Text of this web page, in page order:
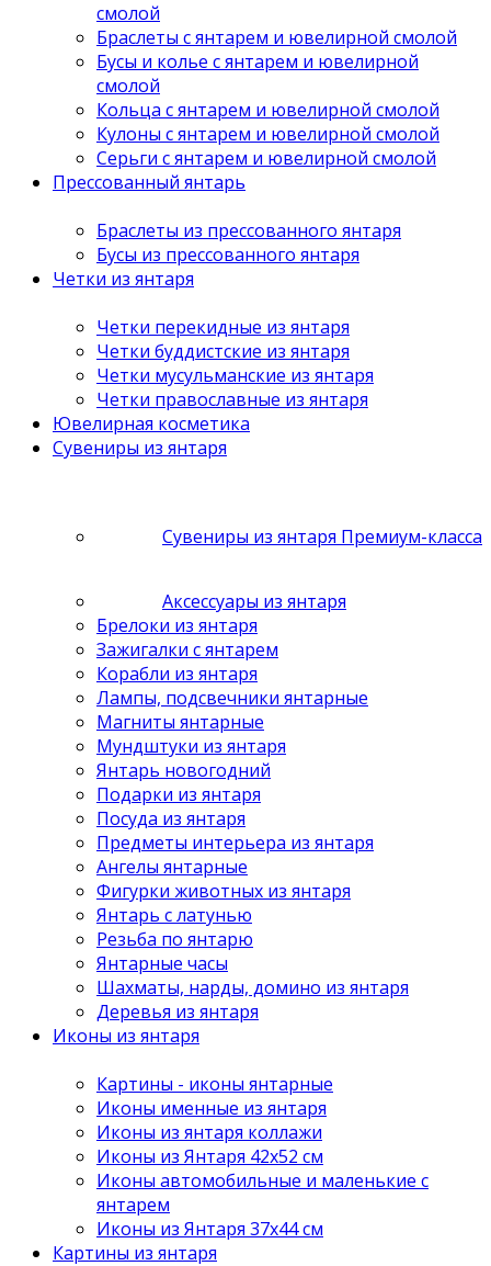
смолой
Браслеты с янтарем и ювелирной смолой
Бусы и колье с янтарем и ювелирной
смолой
Кольца с янтарем и ювелирной смолой
Кулоны с янтарем и ювелирной смолой
Серьги с янтарем и ювелирной смолой
Прессованный янтарь
Браслеты из прессованного янтаря
Бусы из прессованного янтаря
Четки из янтаря
Четки перекидные из янтаря
Четки буддистские из янтаря
Четки мусульманские из янтаря
Четки православные из янтаря
Ювелирная косметика
Сувениры из янтаря
Сувениры из янтаря Премиум-класса
Аксессуары из янтаря
Брелоки из янтаря
Зажигалки с янтарем
Корабли из янтаря
Лампы, подсвечники янтарные
Магниты янтарные
Мундштуки из янтаря
Янтарь новогодний
Подарки из янтаря
Посуда из янтаря
Предметы интерьера из янтаря
Ангелы янтарные
Фигурки животных из янтаря
Янтарь с латунью
Резьба по янтарю
Янтарные часы
Шахматы, нарды, домино из янтаря
Деревья из янтаря
Иконы из янтаря
Картины - иконы янтарные
Иконы именные из янтаря
Иконы из янтаря коллажи
Иконы из Янтаря 42х52 см
Иконы автомобильные и маленькие с
янтарем
Иконы из Янтаря 37х44 см
Картины из янтаря